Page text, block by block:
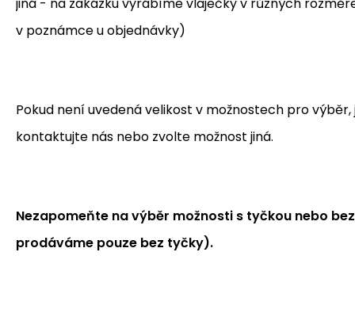
v poznámce u objednávky)
Pokud není uvedená velikost v možnostech pro výběr,
kontaktujte nás nebo zvolte možnost jiná.
Nezapomeňte na výběr možnosti s tyčkou nebo
prodáváme pouze bez tyčky).